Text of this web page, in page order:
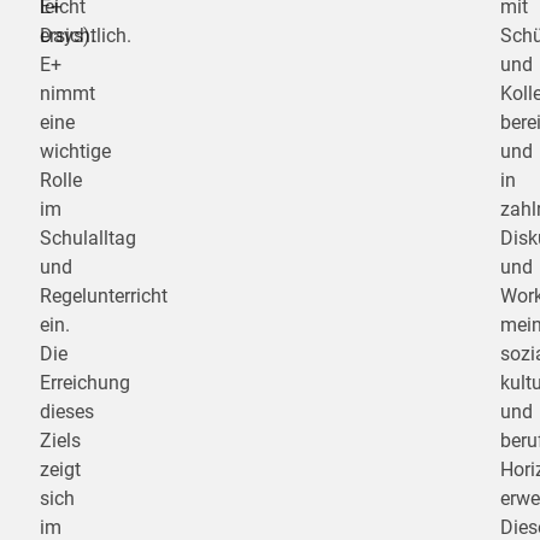
leicht
ersichtlich.
E+
Days).
E+
nimmt
eine
wichtige
Rolle
im
Schulalltag
und
Regelunterricht
ein.
Die
Erreichung
dieses
Ziels
zeigt
sich
im
mit
und
und
in
und
und